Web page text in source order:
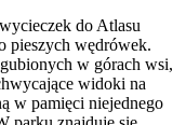
do Atlasu
pieszych wędrówek.
w górach wsi,
widoki na
w pamięci niejednego